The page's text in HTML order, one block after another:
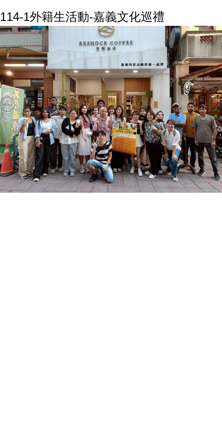
114-1外籍生活動-嘉義文化巡禮